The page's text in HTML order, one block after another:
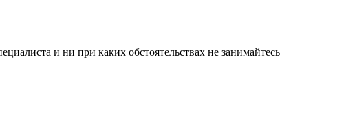
и ни при каких обстоятельствах не занимайтесь